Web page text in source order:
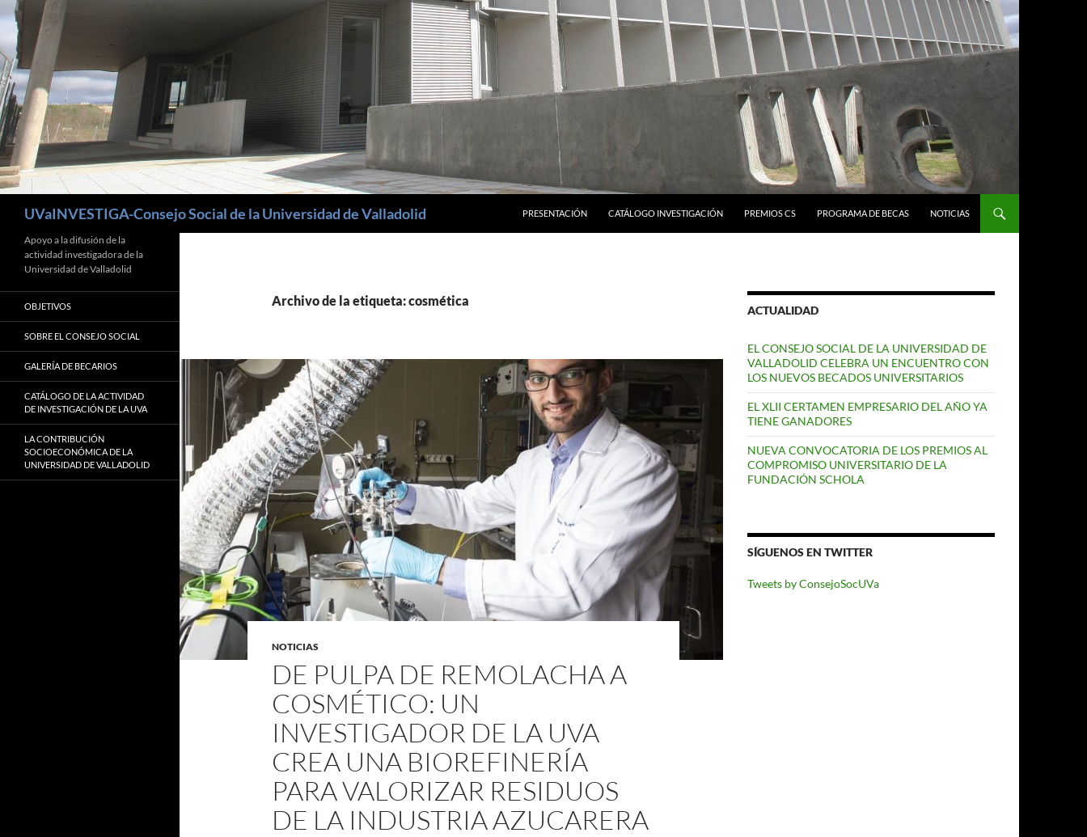
UVaINVESTIGA-Consejo Social de la Universidad de Valladolid
PRESENTACIÓN
CATÁLOGO INVESTIGACIÓN PREMIOS CS PROGRAMA DE BECAS NOTICIAS
Archivo de la etiqueta: cosmética
NOTICIAS
DE PULPA DE REMOLACHA A
COSMÉTICO: UN
INVESTIGADOR DE LA UVA
CREA UNA BIOREFINERÍA
PARA VALORIZAR RESIDUOS
DE LA INDUSTRIA AZUCARERA
ACTUALIDAD
EL CONSEJO SOCIAL DE LA UNIVERSIDAD DE
VALLADOLID CELEBRA UN ENCUENTRO CON
LOS NUEVOS BECADOS UNIVERSITARIOS
EL XLII CERTAMEN EMPRESARIO DEL AÑO YA
TIENE GANADORES
NUEVA CONVOCATORIA DE LOS PREMIOS AL
COMPROMISO UNIVERSITARIO DE LA
FUNDACIÓN SCHOLA
SÍGUENOS EN TWITTER
Tweets by ConsejoSocUVa
Apoyo a la difusión de la
actividad investigadora de la
Universidad de Valladolid
OBJETIVOS
SOBRE EL CONSEJO SOCIAL
GALERÍA DE BECARIOS
CATÁLOGO DE LA ACTIVIDAD
DE INVESTIGACIÓN DE LA UVA
LA CONTRIBUCIÓN
SOCIOECONÓMICA DE LA
UNIVERSIDAD DE VALLADOLID